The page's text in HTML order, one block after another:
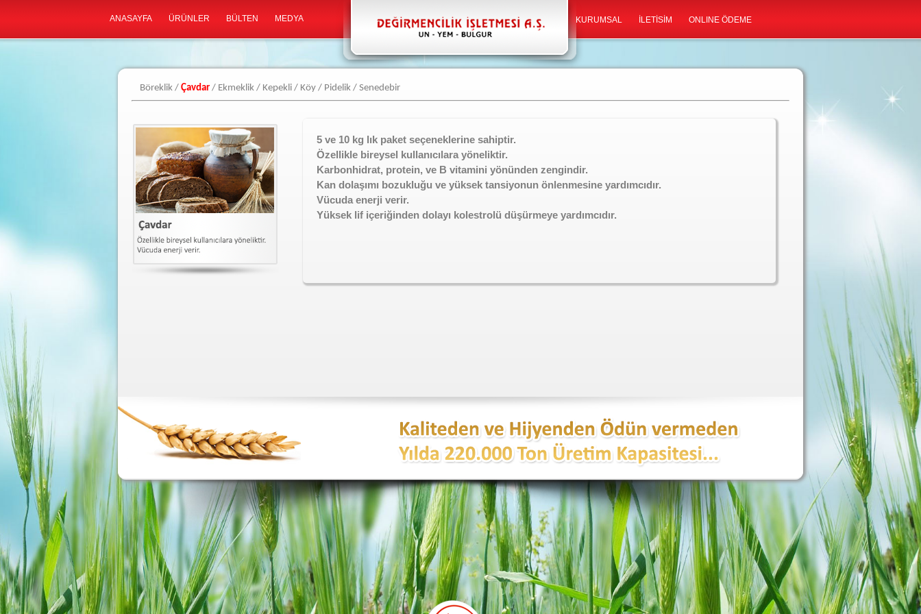
ANASAYFA ÜRÜNLER BÜLTEN MEDYA KURUMSAL İLETİSİM ONLINE ÖDEME
Böreklik / Çavdar / Ekmeklik / Kepekli / Köy / Pidelik / Senedebir
5 ve 10 kg lık paket seçeneklerine sahiptir.
Özellikle bireysel kullanıcılara yöneliktir.
Karbonhidrat, protein, ve B vitamini yönünden zengindir.
Kan dolaşımı bozukluğu ve yüksek tansiyonun önlenmesine yardımcıdır.
Vücuda enerji verir.
Yüksek lif içeriğinden dolayı kolestrolü düşürmeye yardımcıdır.